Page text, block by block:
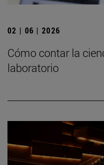
02 | 06 | 2026
Cómo contar la
laboratorio